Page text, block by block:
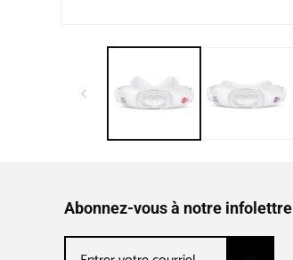
Abonnez-vous à notre infolettre